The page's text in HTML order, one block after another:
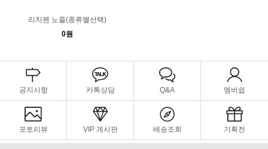
리치펜 노즐(종류별선택)
0원
공지사항 카톡상담 Q&A 멤버쉽
포토리뷰 VIP 게시판 배송조회 기획전